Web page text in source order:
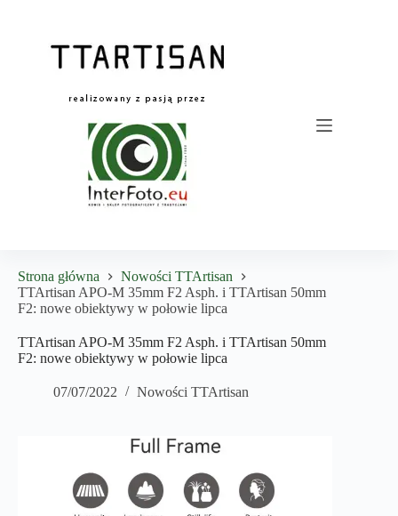
Strona główna
Nowości TTArtisan
TTArtisan APO-M 35mm F2 Asph. i TTArtisan 50mm
F2: nowe obiektywy w połowie lipca
TTArtisan APO-M 35mm F2 Asph. i TTArtisan 50mm
F2: nowe obiektywy w połowie lipca
07/07/2022 Nowości TTArtisan